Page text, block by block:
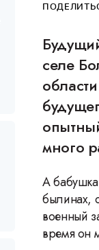
селе
много
А бабушка
былинах,
военный
время он